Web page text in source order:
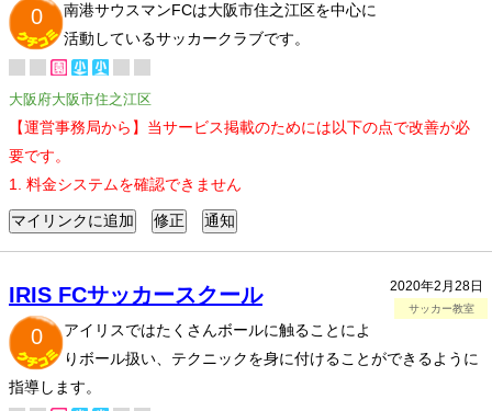
0
南港サウスマンFCは大阪市住之江区を中心に
活動しているサッカークラブです。
大阪府大阪市住之江区
【運営事務局から】当サービス掲載のためには以下の点で改善が必
要です。
1. 料金システムを確認できません
2020年2月28日
サッカー教室
IRIS FCサッカースクール
0
アイリスではたくさんボールに触ることによ
りボール扱い、テクニックを身に付けることができるように
指導します。